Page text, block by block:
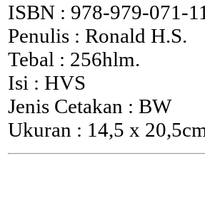
ISBN : 978-979-071-
Penulis : Ronald H.S.
Tebal : 256hlm.
Isi : HVS
Jenis Cetakan : BW
Ukuran : 14,5 x